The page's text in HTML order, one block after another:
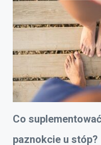
Co
paznokcie u stóp?